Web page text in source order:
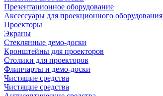
Презентационное оборудование
Аксессуары для проекционного оборудования
Проекторы
Экраны
Стеклянные демо-доски
Кронштейны для проекторов
Столики для проекторов
Флипчарты и демо-доски
Чистящие средства
Чистящие средства